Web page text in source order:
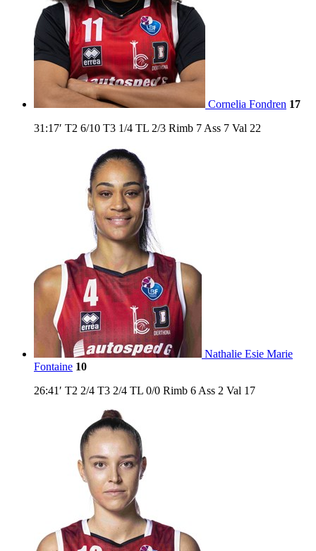
Cornelia Fondren 17
31:17′ T2 6/10 T3 1/4 TL 2/3 Rimb 7 Ass 7 Val 22
Nathalie Esie Marie
Fontaine 10
26:41′ T2 2/4 T3 2/4 TL 0/0 Rimb 6 Ass 2 Val 17